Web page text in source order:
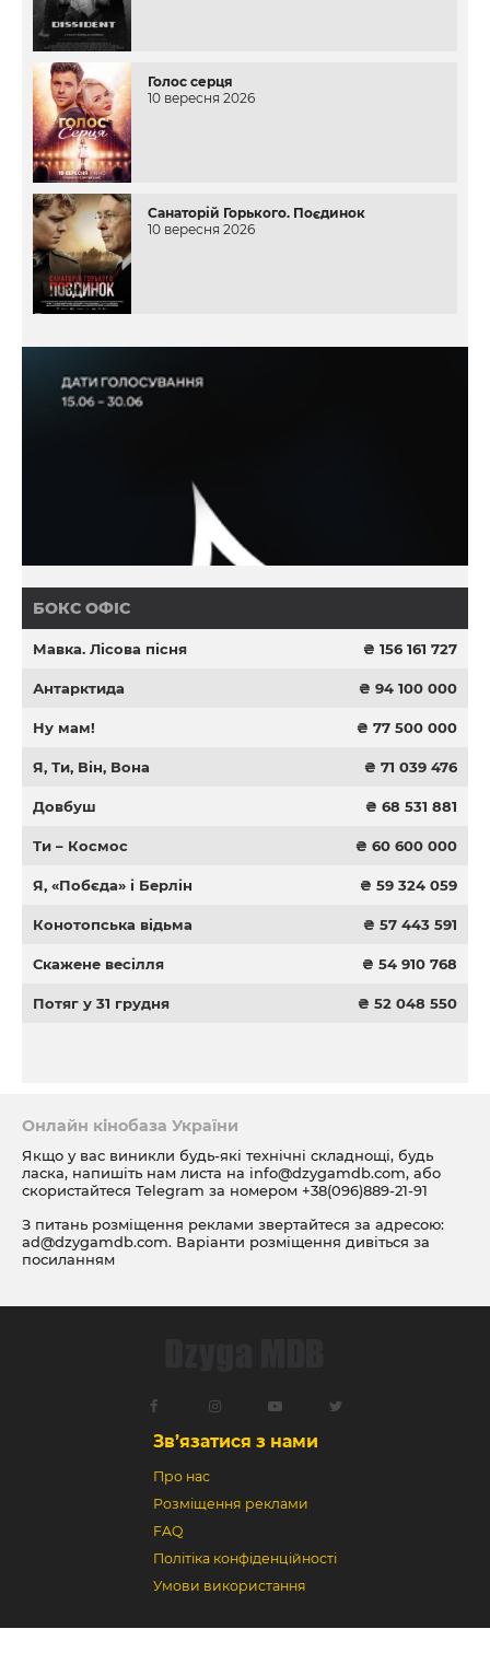
Голос серця
10 вересня 2026
Санаторій Горького. Поєдинок
10 вересня 2026
БОКС ОФІС
Мавка. Лісова пісня ₴ 156 161 727
Антарктида ₴ 94 100 000
Ну мам! ₴ 77 500 000
Я, Ти, Він, Вона ₴ 71 039 476
Довбуш ₴ 68 531 881
Ти – Космос ₴ 60 600 000
Я, «Побєда» і Берлін ₴ 59 324 059
Конотопська відьма ₴ 57 443 591
Скажене весілля ₴ 54 910 768
Потяг у 31 грудня ₴ 52 048 550
Онлайн кінобаза України
Якщо у вас виникли будь-які технічні складнощі, будь
ласка, напишіть нам листа на info@dzygamdb.com, або
скористайтеся Telegram за номером +38(096)889-21-91
З питань розміщення реклами звертайтеся за адресою:
ad@dzygamdb.com. Варіанти розміщення дивіться за
посиланням
Зв’язатися з нами
Про нас
Розміщення реклами
FAQ
Політіка конфіденційності
Умови використання